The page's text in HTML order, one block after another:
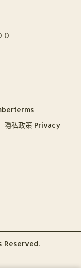
０
隱私政策 Privacy
Reserved.